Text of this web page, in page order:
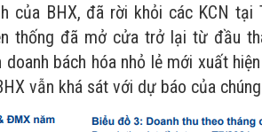
của BHX, đã rời khỏi các KCN tại
thống đã mở cửa trở lại từ đầu
bách hóa nhỏ lẻ mới xuất
vẫn khá sát với dự báo của